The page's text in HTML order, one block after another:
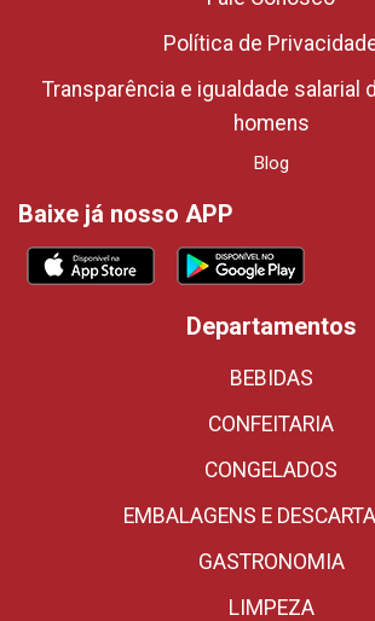
Política de
Transparência e igualdade salarial
homens
Blog
Baixe já nosso APP
Departamentos
BEBIDAS
CONFEITARIA
CONGELADOS
EMBALAGENS E
GASTRONOMIA
LIMPEZA